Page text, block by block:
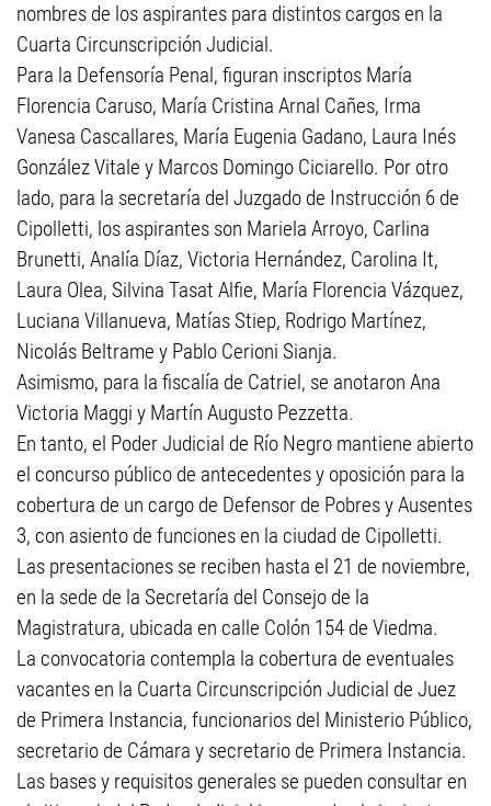
nombres de los aspirantes para distintos cargos en la
Cuarta Circunscripción Judicial.
Para la Defensoría Penal, figuran inscriptos María
Florencia Caruso, María Cristina Arnal Cañes, Irma
Vanesa Cascallares, María Eugenia Gadano, Laura Inés
González Vitale y Marcos Domingo Ciciarello. Por otro
lado, para la secretaría del Juzgado de Instrucción 6 de
Cipolletti, los aspirantes son Mariela Arroyo, Carlina
Brunetti, Analía Díaz, Victoria Hernández, Carolina It,
Laura Olea, Silvina Tasat Alfie, María Florencia Vázquez,
Luciana Villanueva, Matías Stiep, Rodrigo Martínez,
Nicolás Beltrame y Pablo Cerioni Sianja.
Asimismo, para la fiscalía de Catriel, se anotaron Ana
Victoria Maggi y Martín Augusto Pezzetta.
En tanto, el Poder Judicial de Río Negro mantiene abierto
el concurso público de antecedentes y oposición para la
cobertura de un cargo de Defensor de Pobres y Ausentes
3, con asiento de funciones en la ciudad de Cipolletti.
Las presentaciones se reciben hasta el 21 de noviembre,
en la sede de la Secretaría del Consejo de la
Magistratura, ubicada en calle Colón 154 de Viedma.
La convocatoria contempla la cobertura de eventuales
vacantes en la Cuarta Circunscripción Judicial de Juez
de Primera Instancia, funcionarios del Ministerio Público,
secretario de Cámara y secretario de Primera Instancia.
Las bases y requisitos generales se pueden consultar en